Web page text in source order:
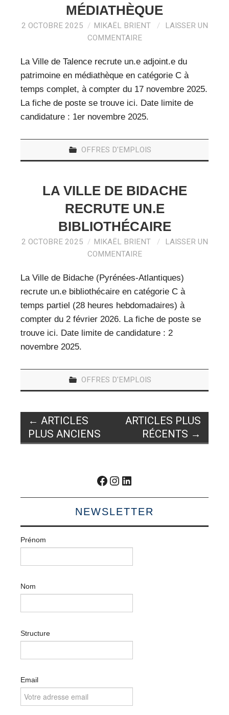
MÉDIATHÈQUE
2 OCTOBRE 2025 MIKAËL BRIENT
LAISSER UN
COMMENTAIRE
La Ville de Talence recrute un.e adjoint.e du
patrimoine en médiathèque en catégorie C à
temps complet, à compter du 17 novembre 2025.
La fiche de poste se trouve ici. Date limite de
candidature : 1er novembre 2025.
OFFRES D'EMPLOIS
LA VILLE DE BIDACHE
RECRUTE UN.E
BIBLIOTHÉCAIRE
2 OCTOBRE 2025 MIKAËL BRIENT
LAISSER UN
COMMENTAIRE
La Ville de Bidache (Pyrénées-Atlantiques)
recrute un.e bibliothécaire en catégorie C à
temps partiel (28 heures hebdomadaires) à
compter du 2 février 2026. La fiche de poste se
trouve ici. Date limite de candidature : 2
novembre 2025.
OFFRES D'EMPLOIS
Navigation
des
← ARTICLES
PLUS ANCIENS
ARTICLES PLUS
RÉCENTS →
Facebook
Instagram
LinkedIn
NEWSLETTER
Prénom
Nom
Structure
Email